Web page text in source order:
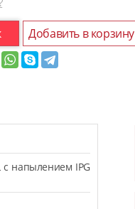
Добавить в корзину
с напылением IPG